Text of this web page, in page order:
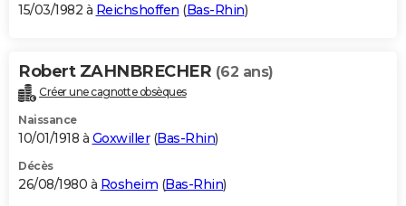
15/03/1982 à Reichshoffen (Bas-Rhin)
Robert ZAHNBRECHER (62 ans)
Créer une cagnotte obsèques
Naissance
10/01/1918 à Goxwiller(Bas-Rhin)
Décès
26/08/1980 à Rosheim (Bas-Rhin)